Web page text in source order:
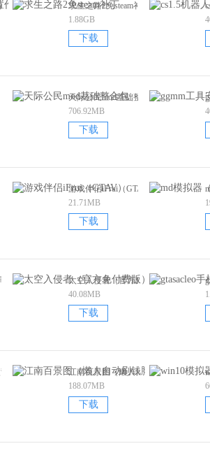
（内置作弊版） 求生之路2免steam补丁
1.88GB
下载
天际公民mod基础整合包
706.92MB
下载
游戏伴侣iFrui（GTAV）
21.71MB
下载
太空入侵者（官方免付费版）
40.08MB
下载
包id）
江南百景图（懒人自动刷钱脚本）
188.07MB
下载